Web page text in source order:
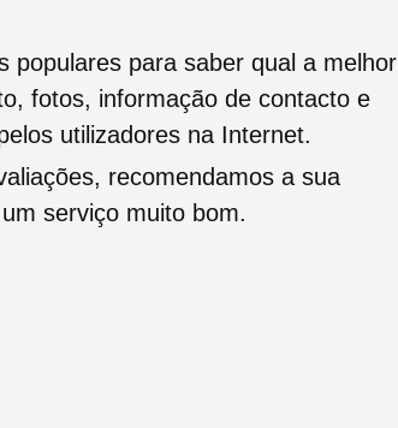
populares para saber qual a melhor
fotos, informação de contacto e
utilizadores na Internet.
recomendamos a sua
serviço muito bom.